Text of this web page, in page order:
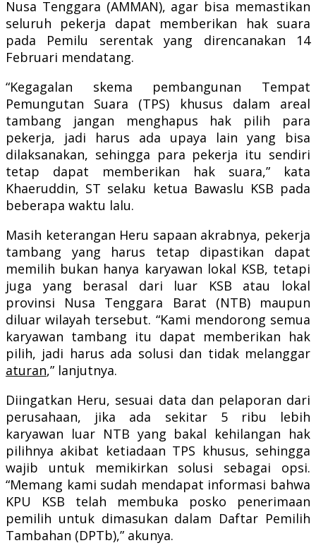
Nusa Tenggara (AMMAN), agar bisa memastikan
seluruh pekerja dapat memberikan hak suara
pada Pemilu serentak yang direncanakan 14
Februari mendatang.
“Kegagalan skema pembangunan Tempat
Pemungutan Suara (TPS) khusus dalam areal
tambang jangan menghapus hak pilih para
pekerja, jadi harus ada upaya lain yang bisa
dilaksanakan, sehingga para pekerja itu sendiri
tetap dapat memberikan hak suara,” kata
Khaeruddin, ST selaku ketua Bawaslu KSB pada
beberapa waktu lalu.
Masih keterangan Heru sapaan akrabnya, pekerja
tambang yang harus tetap dipastikan dapat
memilih bukan hanya karyawan lokal KSB, tetapi
juga yang berasal dari luar KSB atau lokal
provinsi Nusa Tenggara Barat (NTB) maupun
diluar wilayah tersebut. “Kami mendorong semua
karyawan tambang itu dapat memberikan hak
pilih, jadi harus ada solusi dan tidak melanggar
aturan,” lanjutnya.
Diingatkan Heru, sesuai data dan pelaporan dari
perusahaan, jika ada sekitar 5 ribu lebih
karyawan luar NTB yang bakal kehilangan hak
pilihnya akibat ketiadaan TPS khusus, sehingga
wajib untuk memikirkan solusi sebagai opsi.
“Memang kami sudah mendapat informasi bahwa
KPU KSB telah membuka posko penerimaan
pemilih untuk dimasukan dalam Daftar Pemilih
Tambahan (DPTb),” akunya.